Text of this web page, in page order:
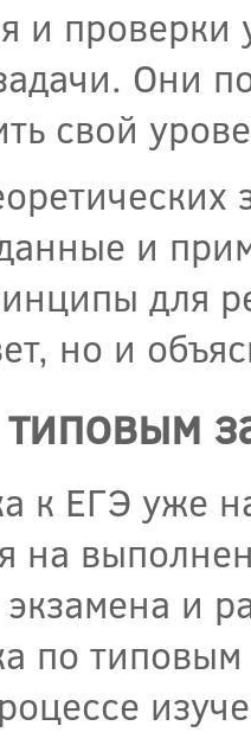
и проверки
Они
свой
и
для
но и
к ЕГЭ уже
на
и
по